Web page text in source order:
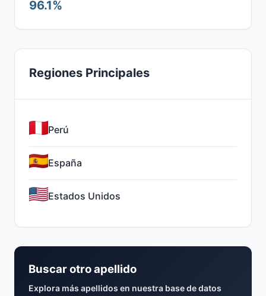
96.1%
Regiones Principales
Perú
España
Estados Unidos
Buscar otro apellido
Explora más apellidos en nuestra base de datos